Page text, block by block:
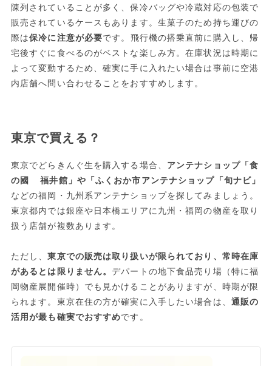
陳列されていることが多く、保冷バッグや冷蔵対応の包装で
販売されているケースもあります。生菓子のため持ち運びの
際は保冷に注意が必要です。飛行機の搭乗直前に購入し、帰
宅後すぐに食べるのがベストな楽しみ方。在庫状況は時期に
よって変動するため、確実に手に入れたい場合は事前に空港
内店舗へ問い合わせることをおすすめします。
東京で買える？
東京でどらきんぐ生を購入する場合、 アンテナショップ「食
の國 福井館」や「ふくおか市アンテナショップ「旬ナビ」
などの福岡・九州系アンテナショップを探してみましょう。
東京都内では銀座や日本橋エリアに九州・福岡の物産を取り
扱う店舗が複数あります。
ただし、東京での販売は取り扱いが限られており、常時在庫
があるとは限りません。デパートの地下食品売り場（特に福
岡物産展開催時）でも見かけることがありますが、時期が限
られます。東京在住の方が確実に入手したい場合は、 通販の
活用が最も確実でおすすめです。